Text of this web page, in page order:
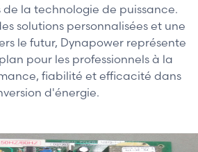
de la technologie de puissance.
solutions personnalisées et une
le futur, Dynapower représente
pour les professionnels à la
fiabilité et efficacité dans
d'énergie.